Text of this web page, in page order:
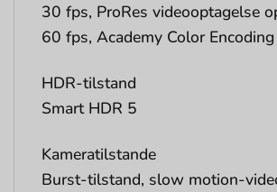
30 fps, ProRes videooptagelse
60 fps, Academy Color
HDR-tilstand
Smart HDR 5
Kameratilstande
Burst-tilstand, slow motion-